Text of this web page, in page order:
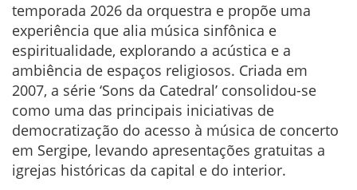
temporada 2026 da orquestra e propõe uma
experiência que alia música sinfônica e
espiritualidade, explorando a acústica e a
ambiência de espaços religiosos. Criada em
2007, a série ‘Sons da Catedral’ consolidou-se
como uma das principais iniciativas de
democratização do acesso à música de concerto
em Sergipe, levando apresentações gratuitas a
igrejas históricas da capital e do interior.